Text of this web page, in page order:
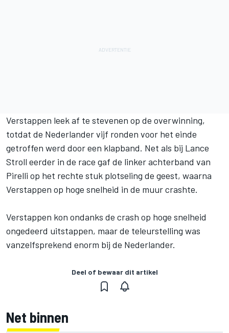
Verstappen leek af te stevenen op de overwinning,
totdat de Nederlander vijf ronden voor het einde
getroffen werd door een klapband. Net als bij Lance
Stroll eerder in de race gaf de linker achterband van
Pirelli op het rechte stuk plotseling de geest, waarna
Verstappen op hoge snelheid in de muur crashte.
Verstappen kon ondanks de crash op hoge snelheid
ongedeerd uitstappen, maar de teleurstelling was
vanzelfsprekend enorm bij de Nederlander.
Deel of bewaar dit artikel
Net binnen